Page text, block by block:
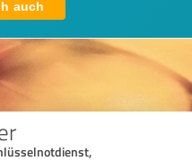
auch